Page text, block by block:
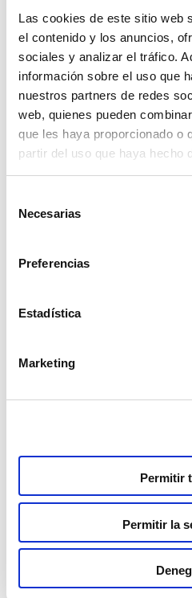
Las cookies de este sitio web
el contenido y los anuncios,
sociales y analizar el tráfico.
información sobre el uso que
nuestros partners de redes
web, quienes pueden
que les haya proporcionado o
partir del uso que haya hecho
Necesarias
Preferencias
Estadística
Marketing
Permitir
Permitir la
Marvel Puzzle Df Maxi
Read
Marvel Puzzle Df Maxi
Marvel Puzzle Df Maxi